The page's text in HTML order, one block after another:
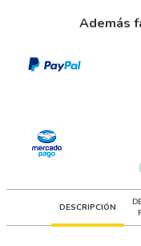
Además
DESCRIPCIÓN